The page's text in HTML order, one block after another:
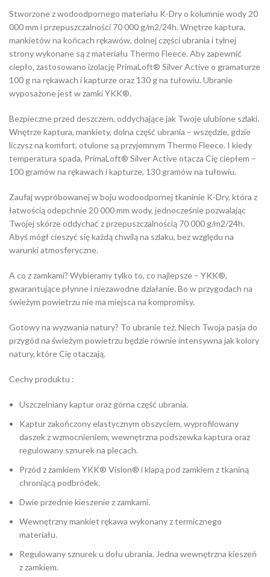
Stworzone z wodoodpornego materiału K-Dry o kolumnie wody 20
000 mm i przepuszczalności 70 000 g/m2/24h. Wnętrze kaptura,
mankietów na końcach rękawów, dolnej części ubrania i tylnej
strony wykonane są z materiału Thermo Fleece. Aby zapewnić
ciepło, zastosowano izolację PrimaLoft® Silver Active o gramaturze
100 g na rękawach i kapturze oraz 130 g na tułowiu. Ubranie
wyposażone jest w zamki YKK®.
Bezpieczne przed deszczem, oddychające jak Twoje ulubione szlaki.
Wnętrze kaptura, mankiety, dolna część ubrania – wszędzie, gdzie
liczysz na komfort, otulone są przyjemnym Thermo Fleece. I kiedy
temperatura spada, PrimaLoft® Silver Active otacza Cię ciepłem –
100 gramów na rękawach i kapturze, 130 gramów na tułowiu.
Zaufaj wypróbowanej w boju wodoodpornej tkaninie K-Dry, która z
łatwością odepchnie 20 000 mm wody, jednocześnie pozwalając
Twojej skórze oddychać z przepuszczalnością 70 000 g/m2/24h.
Abyś mógł cieszyć się każdą chwilą na szlaku, bez względu na
warunki atmosferyczne.
A co z zamkami? Wybieramy tylko to, co najlepsze – YKK®,
gwarantujące płynne i niezawodne działanie. Bo w przygodach na
świeżym powietrzu nie ma miejsca na kompromisy.
Gotowy na wyzwania natury? To ubranie też. Niech Twoja pasja do
przygód na świeżym powietrzu będzie równie intensywna jak kolory
natury, które Cię otaczają.
Cechy produktu :
Uszczelniany kaptur oraz górna część ubrania.
Kaptur zakończony elastycznym obszyciem, wyprofilowany
daszek z wzmocnieniem, wewnętrzna podszewka kaptura oraz
regulowany sznurek na plecach.
Przód z zamkiem YKK® Vislon® i klapą pod zamkiem z tkaniną
chroniącą podbródek.
Dwie przednie kieszenie z zamkami.
Wewnętrzny mankiet rękawa wykonany z termicznego
materiału.
Regulowany sznurek u dołu ubrania. Jedna wewnętrzna kieszeń
z zamkiem.